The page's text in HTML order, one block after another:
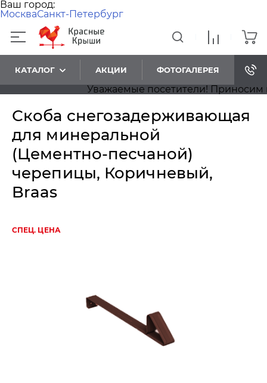
Ваш город:
МоскваСанкт-Петербург
КАТАЛОГ АКЦИИ ФОТОГАЛЕРЕЯ
Уважаемые посетители! Приносим
Скоба снегозадерживающая
для минеральной
(Цементно-песчаной)
черепицы, Коричневый,
Braas
СПЕЦ. ЦЕНА